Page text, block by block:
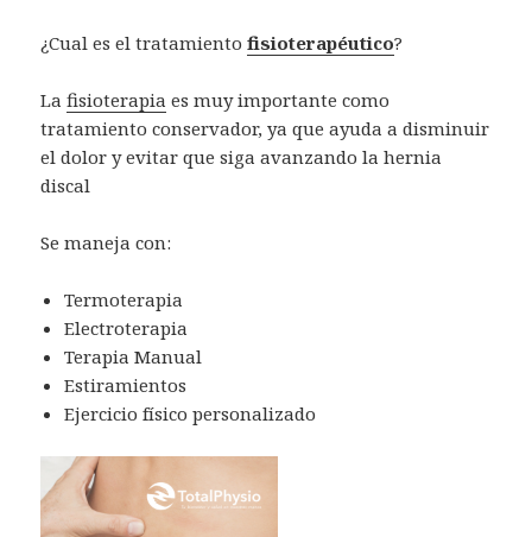
¿Cual es el tratamientofisioterapéutico?
Lafisioterapia es muy importante como
tratamiento conservador, ya que ayuda a disminuir
el dolor y evitar que siga avanzando la hernia
discal
Se maneja con:
Termoterapia
Electroterapia
Terapia Manual
Estiramientos
Ejercicio físico personalizado